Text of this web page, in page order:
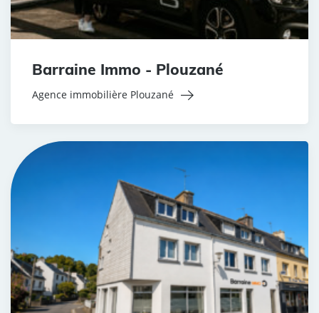
Barraine Immo - Plouzané
Agence immobilière Plouzané